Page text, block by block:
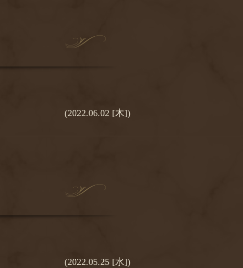
(2022.06.02 [木])
(2022.05.25 [水])